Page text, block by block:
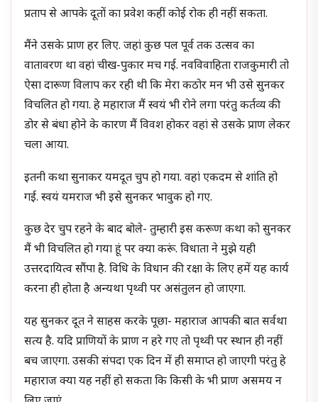
प्रताप से आपके दूतों का प्रवेश कहीं कोई रोक ही नहीं सकता.
मैंने उसके प्राण हर लिए. जहां कुछ पल पूर्व तक उत्सव का
वातावरण था वहां चीख-पुकार मच गई. नवविवाहिता राजकुमारी तो
ऐसा दारूण विलाप कर रही थी कि मेरा कठोर मन भी उसे सुनकर
विचलित हो गया. हे महाराज मैं स्वयं भी रोने लगा परंतु कर्तव्य की
डोर से बंधा होने के कारण मैं विवश होकर वहां से उसके प्राण लेकर
चला आया.
इतनी कथा सुनाकर यमदूत चुप हो गया. वहां एकदम से शांति हो
गई. स्वयं यमराज भी इसे सुनकर भावुक हो गए.
कुछ देर चुप रहने के बाद बोले- तुम्हारी इस करूण कथा को सुनकर
मैं भी विचलित हो गया हूं पर क्या करूं. विधाता ने मुझे यही
उत्तरदायित्व सौंपा है. विधि के विधान की रक्षा के लिए हमें यह कार्य
करना ही होता है अन्यथा पृथ्वी पर असंतुलन हो जाएगा.
यह सुनकर दूत ने साहस करके पूछा- महाराज आपकी बात सर्वथा
सत्य है. यदि प्राणियों के प्राण न हरे गए तो पृथ्वी पर स्थान ही नहीं
बच जाएगा. उसकी संपदा एक दिन में ही समाप्त हो जाएगी परंतु हे
महाराज क्या यह नहीं हो सकता कि किसी के भी प्राण असमय न